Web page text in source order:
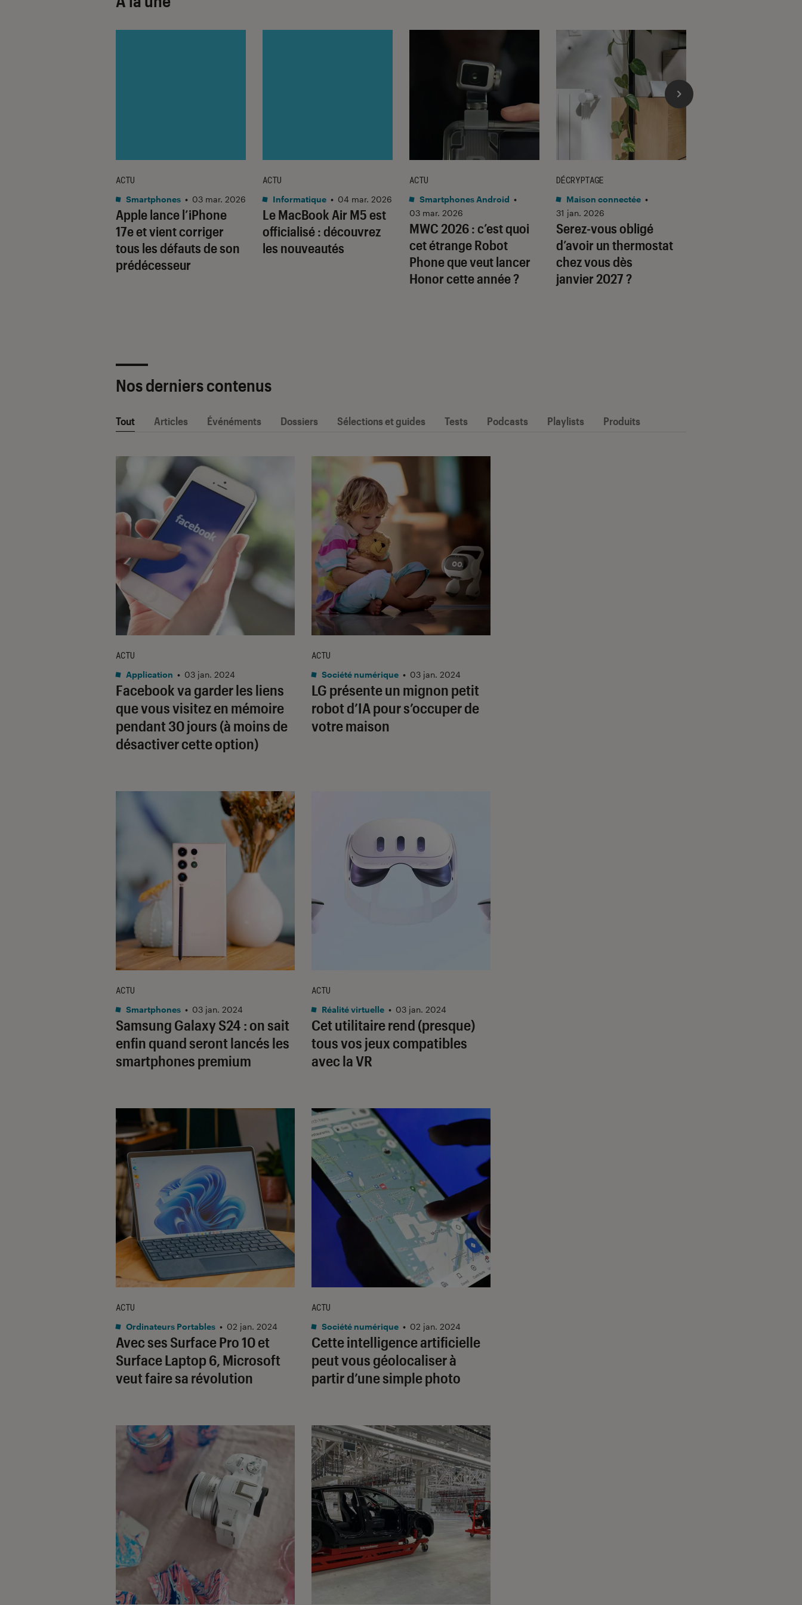
Apple lance l’iPhone
17e et vient corriger
tous les défauts de son
prédécesseur
ACTU
Smartphones • 03 mar. 2026
Le MacBook Air M5 est
officialisé : découvrez
les nouveautés
ACTU
Informatique • 04 mar. 2026
MWC 2026 : c’est quoi
cet étrange Robot
Phone que veut lancer
Honor cette année ?
ACTU
Smartphones Android •
03 mar. 2026
Serez-vous obligé
d’avoir un thermostat
chez vous dès
janvier 2027 ?
DÉCRYPTAGE
Maison connectée •
31 jan. 2026
Nos derniers contenus
Tout Articles Événéments Dossiers Sélections et guides Tests Podcasts Playlists Produits
Facebook va garder les liens
que vous visitez en mémoire
pendant 30 jours (à moins de
désactiver cette option)
ACTU
Application • 03 jan. 2024
LG présente un mignon petit
robot d’IA pour s’occuper de
votre maison
ACTU
Société numérique • 03 jan. 2024
Samsung Galaxy S24 : on sait
enfin quand seront lancés les
smartphones premium
ACTU
Smartphones • 03 jan. 2024
Cet utilitaire rend (presque)
tous vos jeux compatibles
avec la VR
ACTU
Réalité virtuelle • 03 jan. 2024
Avec ses Surface Pro 10 et
Surface Laptop 6, Microsoft
veut faire sa révolution
ACTU
Ordinateurs Portables • 02 jan. 2024
Cette intelligence artificielle
peut vous géolocaliser à
partir d’une simple photo
ACTU
Société numérique • 02 jan. 2024